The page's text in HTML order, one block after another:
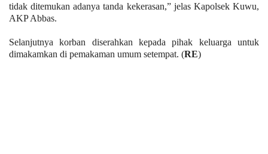
tidak ditemukan adanya tanda kekerasan,” jelas Kapolsek Kuwu,
AKP Abbas.
Selanjutnya korban diserahkan kepada pihak keluarga untuk
dimakamkan di pemakaman umum setempat. (RE)